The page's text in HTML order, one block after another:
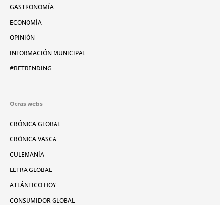
GASTRONOMÍA
ECONOMÍA
OPINIÓN
INFORMACIÓN MUNICIPAL
#BETRENDING
Otras webs
CRÓNICA GLOBAL
CRÓNICA VASCA
CULEMANÍA
LETRA GLOBAL
ATLÁNTICO HOY
CONSUMIDOR GLOBAL